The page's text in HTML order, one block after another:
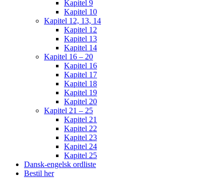
Kapitel 9
Kapitel 10
Kapitel 12, 13, 14
Kapitel 12
Kapitel 13
Kapitel 14
Kapitel 16 – 20
Kapitel 16
Kapitel 17
Kapitel 18
Kapitel 19
Kapitel 20
Kapitel 21 – 25
Kapitel 21
Kapitel 22
Kapitel 23
Kapitel 24
Kapitel 25
Dansk-engelsk ordliste
Bestil her